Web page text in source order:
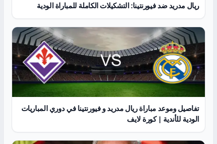
ريال مدريد ضد فيورنتينا: التشكيلات الكاملة للمباراة الودية
تفاصيل وموعد مباراة ريال مدريد و فيورنتينا في دوري المباريات
الودية للأندية | كورة لايف